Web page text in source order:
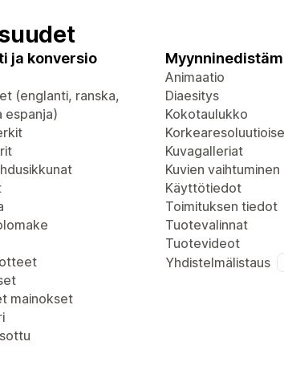
ja konversio
(englanti, ranska,
espanja)
mainokset
Animaatio
Diaesitys
Kokotaulukko
Kuvagalleriat
Kuvien vaihtuminen
Käyttötiedot
Toimituksen tiedot
Tuotevalinnat
Tuotevideot
Yhdistelmälistaus